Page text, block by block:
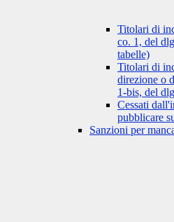
Titolari di
co. 1, del
tabelle)
Titolari di
direzione o
1-bis, del
Cessati
pubblicare
Sanzioni per